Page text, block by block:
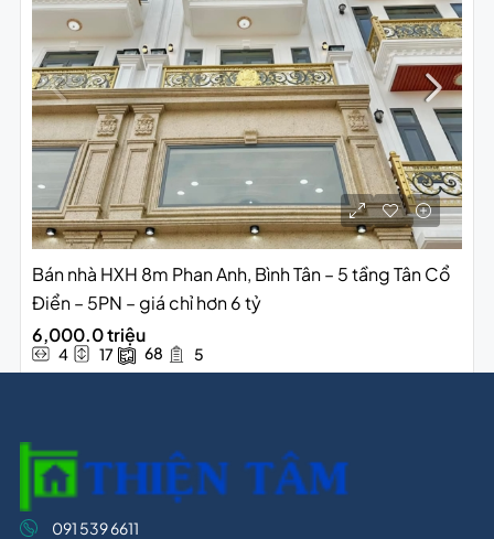
Bán nhà HXH 8m Phan Anh, Bình Tân – 5 tầng Tân Cổ
Điển – 5PN – giá chỉ hơn 6 tỷ
6,000.0 triệu
4 17 68 5
091 539 6611